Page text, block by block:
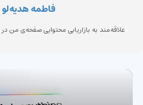
فاطمه هدیه‌لو
علاقه‌مند به بازاریابی محتوایی صفحه‌ی من